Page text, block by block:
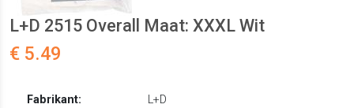
L+D 2515 Overall Maat: XXXL Wit
€ 5.49
Fabrikant:
L+D